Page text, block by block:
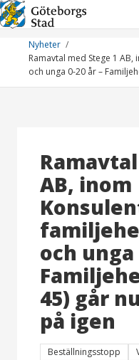
Hoppa
till
innehållNyheter
Ramavtal med Stege 1
och unga 0-20 år –
AB, inom
och unga
45) går
på igen
Beställningsstopp